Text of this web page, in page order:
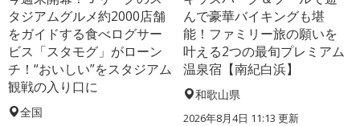
タジアムグルメ約2000店舗
をガイドする食べログサー
ビス「スタモグ」がローン
チ！“おいしい”をスタジアム
観戦の入り口に
全国
んで豪華バイキングも堪
能！ファミリー旅の願いを
叶える2つの最旬プレミアム
温泉宿【南紀白浜】
和歌山県
2026年8月4日 11:13 更新